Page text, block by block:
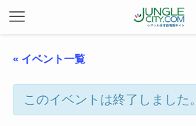
« イベント一覧
このイベントは終了しました。